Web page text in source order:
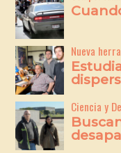
Nueva
Ciencia y